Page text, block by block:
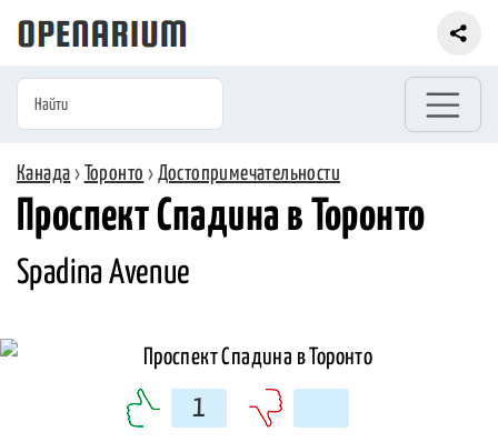
Канада › Торонто › Достопримечательности
Проспект Спадина в Торонто
Spadina Avenue
1